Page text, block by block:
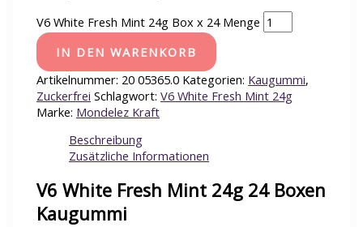
V6 White Fresh Mint 24g Box x 24 Menge
IN DEN WARENKORB
Artikelnummer: 20 05365.0 Kategorien: Kaugummi,
Zuckerfrei Schlagwort:V6 White Fresh Mint 24g
Marke: Mondelez Kraft
Beschreibung
Zusätzliche Informationen
V6 White Fresh Mint 24g 24 Boxen
Kaugummi